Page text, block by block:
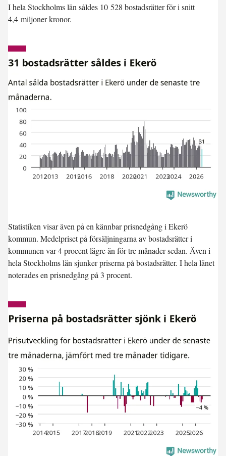
I hela Stockholms län såldes 10 528 bostadsrätter för i snitt
4,4 miljoner kronor.
Statistiken visar även på en kännbar prisnedgång i Ekerö
kommun. Medelpriset på försäljningarna av bostadsrätter i
kommunen var 4 procent lägre än för tre månader sedan. Även i
helaStockholms länsjunker priserna på bostadsrätter. I hela länet
noterades en prisnedgång på 3 procent.